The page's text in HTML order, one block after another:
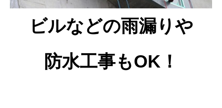
ビルなどの雨漏りや
防水工事もOK！